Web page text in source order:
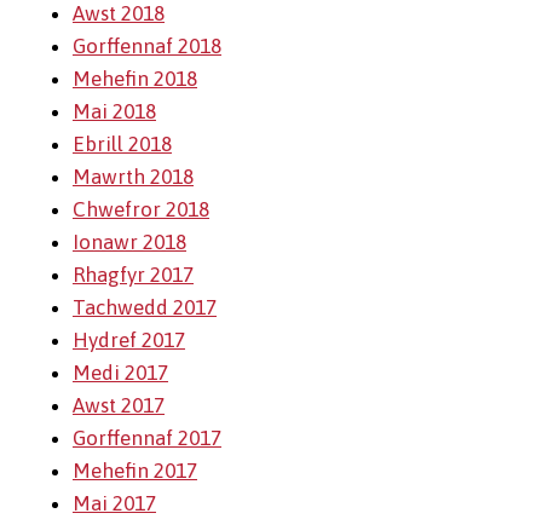
Awst 2018
Gorffennaf 2018
Mehefin 2018
Mai 2018
Ebrill 2018
Mawrth 2018
Chwefror 2018
Ionawr 2018
Rhagfyr 2017
Tachwedd 2017
Hydref 2017
Medi 2017
Awst 2017
Gorffennaf 2017
Mehefin 2017
Mai 2017